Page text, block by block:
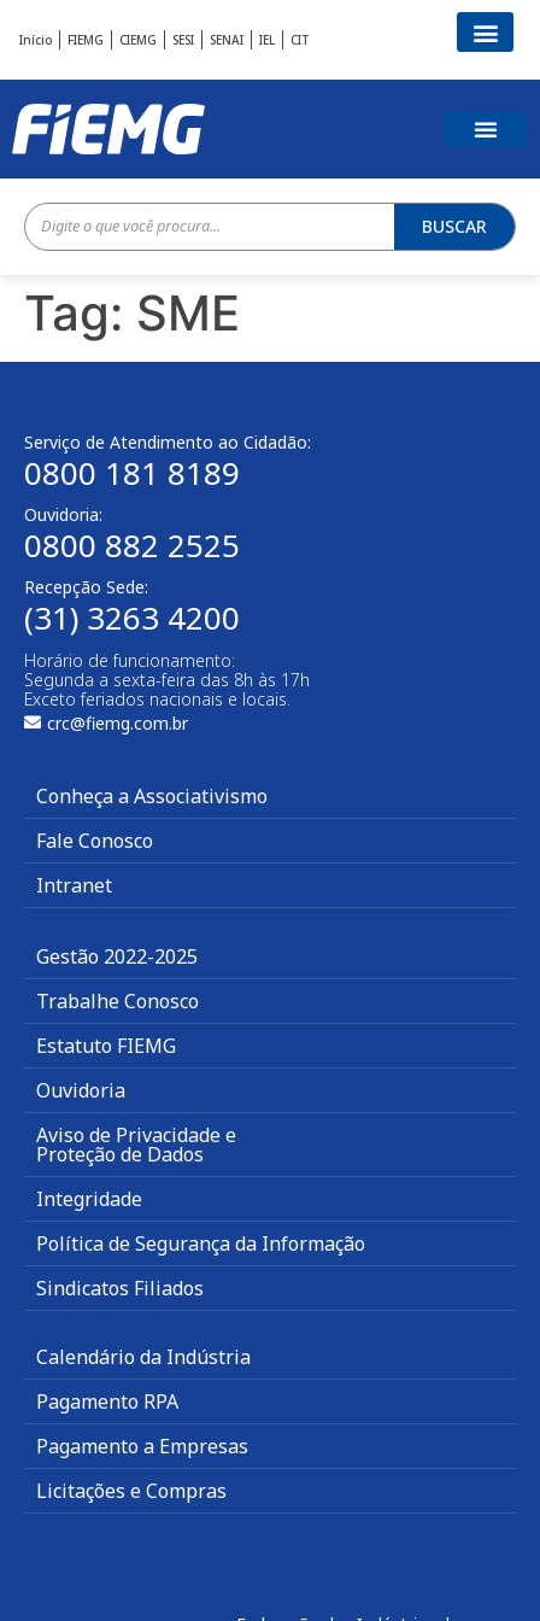
Início FIEMG CIEMG SESI SENAI IEL CIT
BUSCAR
Tag: SME
Serviço de Atendimento ao Cidadão:
0800 181 8189
Ouvidoria:
0800 882 2525
Recepção Sede:
(31) 3263 4200
Horário de funcionamento:
Segunda a sexta-feira das 8h às 17h
Exceto feriados nacionais e locais.
crc@fiemg.com.br
Conheça a Associativismo
Fale Conosco
Intranet
Gestão 2022-2025
Trabalhe Conosco
Estatuto FIEMG
Ouvidoria
Aviso de Privacidade e
Proteção de Dados
Integridade
Política de Segurança da Informação
Sindicatos Filiados
Calendário da Indústria
Pagamento RPA
Pagamento a Empresas
Licitações e Compras